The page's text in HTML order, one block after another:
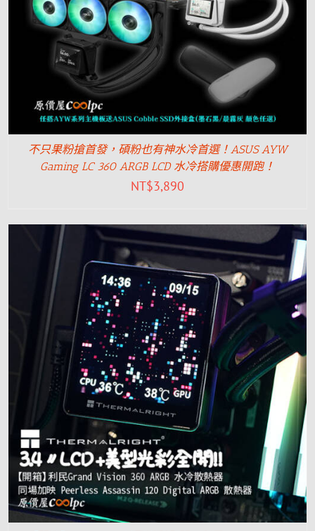
不只果粉搶首發，碩粉也有神水冷首選！ASUS AYW
Gaming LC 360 ARGB LCD 水冷搭購優惠開跑！
NT$3,890